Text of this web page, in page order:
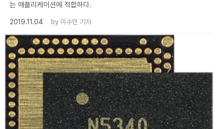
는 애플리케이션에 적합하다.
2019.11.04
by 이수민 기자